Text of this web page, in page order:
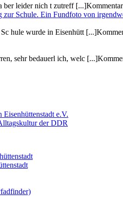
ber leider nich t zutreff
zur Schule. Ein Fundfoto von
hule wurde in Eisenhütt
sehr bedauerl ich, welc
e.V.
der DDR